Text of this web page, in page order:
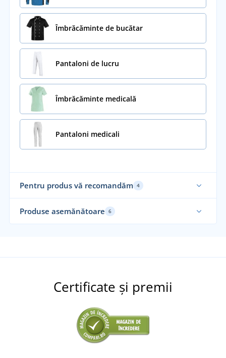
Îmbrăcăminte de bucătar
Pantaloni de lucru
Îmbrăcăminte medicală
Pantaloni medicali
Pentru produs vă recomandăm 4
Produse asemănătoare 6
Certificate și premii